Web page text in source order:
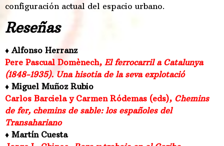
configuración actual del espacio urbano.
Reseñas
♦ Alfonso Herranz
Pere Pascual Domènech, El ferrocarril a Catalunya
(1848-1935). Una hisotia de la seva explotació
♦ Miguel Muñoz Rubio
Carlos Barciela y Carmen Ródemas (eds), Chemins
de fer, chemins de sable: los españoles del
Transahariano
♦ Martín Cuesta